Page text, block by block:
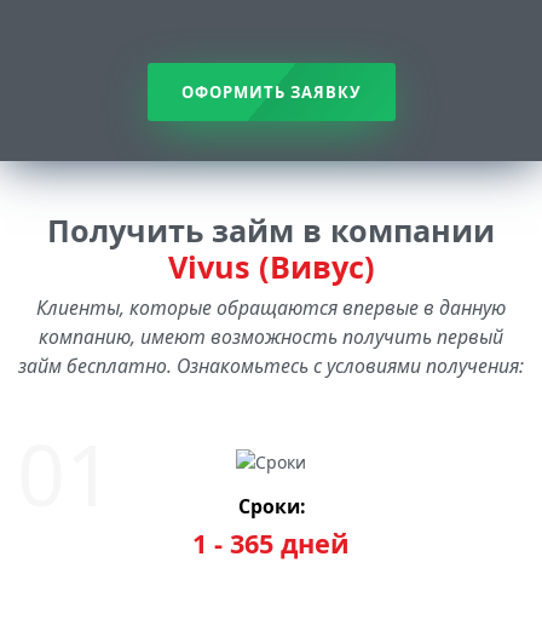
ОФОРМИТЬ ЗАЯВКУ
Получить займ в компании
Vivus (Вивус)
Клиенты, которые обращаются впервые в данную
компанию, имеют возможность получить первый
займ бесплатно. Ознакомьтесь с условиями получения:
Сроки:
1 - 365 дней